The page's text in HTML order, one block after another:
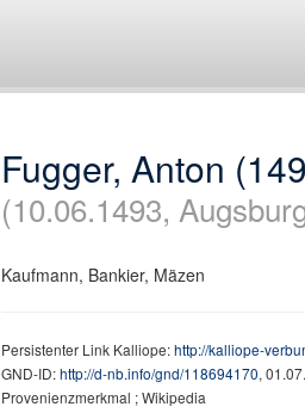
Fugger, Anton
(10.06.1493,
Kaufmann, Bankier, Mäzen
Persistenter Link Kalliope:http://kalliope-
GND-ID:http://d-nb.info/gnd/118694170,
Provenienzmerkmal ; Wikipedia